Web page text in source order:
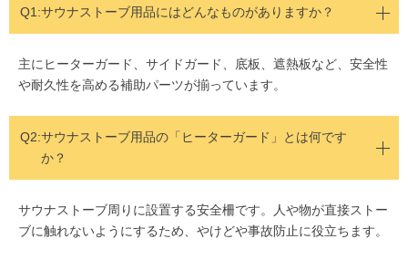
Q1:サウナストーブ用品にはどんなものがありますか？
主にヒーターガード、サイドガード、底板、遮熱板など、安全性
や耐久性を高める補助パーツが揃っています。
Q2:サウナストーブ用品の「ヒーターガード」とは何です
か？
サウナストーブ周りに設置する安全柵です。人や物が直接ストー
ブに触れないようにするため、やけどや事故防止に役立ちます。